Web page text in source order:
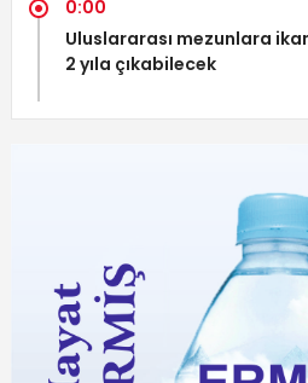
0:00
Uluslararası mezunlara
2 yıla çıkabilecek